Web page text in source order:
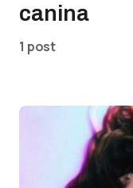
canina
1 post